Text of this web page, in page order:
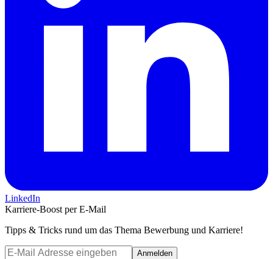
LinkedIn
Karriere-Boost per E-Mail
Tipps & Tricks rund um das Thema Bewerbung und Karriere!
Anmelden